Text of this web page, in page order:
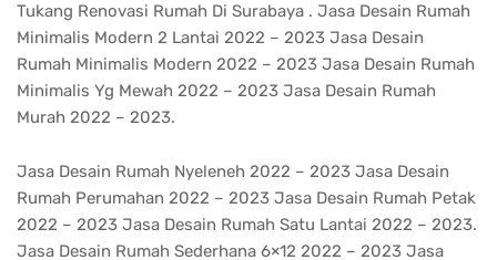
Tukang Renovasi Rumah Di Surabaya . Jasa Desain Rumah
Minimalis Modern 2 Lantai 2022 – 2023 Jasa Desain
Rumah Minimalis Modern 2022 – 2023 Jasa Desain Rumah
Minimalis Yg Mewah 2022 – 2023 Jasa Desain Rumah
Murah 2022 – 2023.
Jasa Desain Rumah Nyeleneh 2022 – 2023 Jasa Desain
Rumah Perumahan 2022 – 2023 Jasa Desain Rumah Petak
2022 – 2023 Jasa Desain Rumah Satu Lantai 2022 – 2023.
Jasa Desain Rumah Sederhana 6×12 2022 – 2023 Jasa